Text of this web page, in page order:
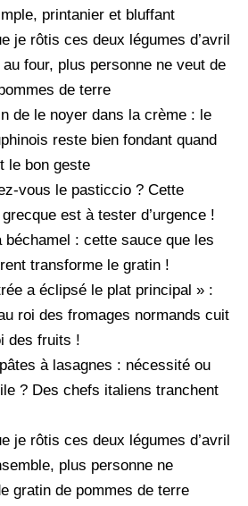
printanier et bluffant
je rôtis ces deux légumes d’avril
four, plus personne ne veut de
de terre
de le noyer dans la crème : le
reste bien fondant quand
le bon geste
vous le pasticcio ? Cette
est à tester d’urgence !
béchamel : cette sauce que les
transforme le gratin !
a éclipsé le plat principal » :
roi des fromages normands cuit
des fruits !
à lasagnes : nécessité ou
? Des chefs italiens tranchent
je rôtis ces deux légumes d’avril
plus personne ne
gratin de pommes de terre